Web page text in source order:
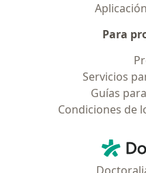
Para
Servicios
Guías
Condiciones de